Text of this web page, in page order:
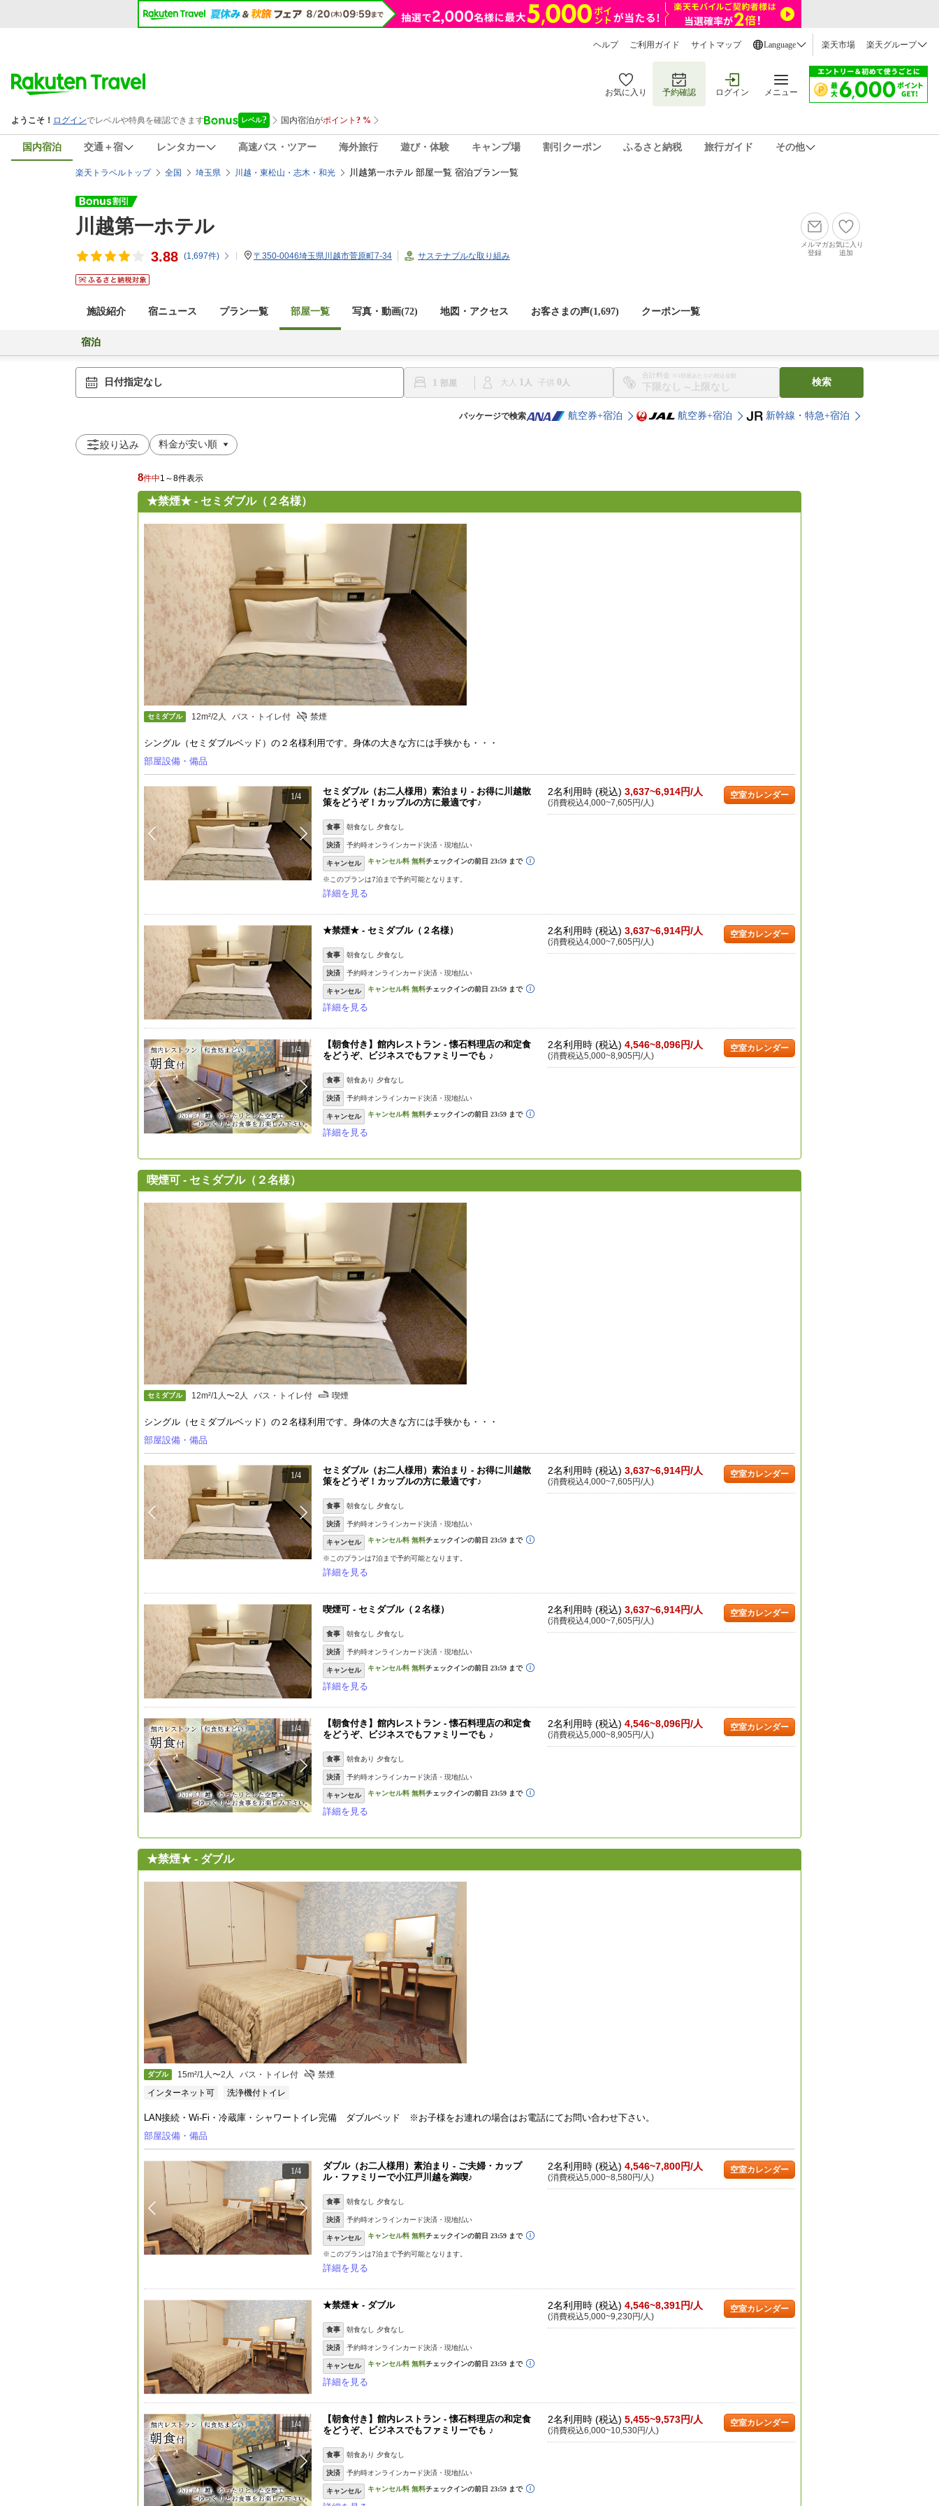
ヘルプ ご利用ガイド サイトマップ Language 楽天市場 楽天グループ
お気に入り 予約確認 ログイン メニュー
国内宿泊 交通＋宿 レンタカー 高速バス・ツアー 海外旅行 遊び・体験 キャンプ場 割引クーポン ふるさと納税 旅行ガイド その他
楽天トラベルトップ 全国 埼玉県 川越・東松山・志木・和光 川越第一ホテル 部屋一覧 宿泊プラン一覧
川越第一ホテル
3.88 (1,697件) 〒350-0046埼玉県川越市菅原町7-34 サステナブルな取り組み
メルマガ
登録
お気に入り
追加
施設紹介 宿ニュース プラン一覧 部屋一覧 写真・動画(72) 地図・アクセス お客さまの声(1,697) クーポン一覧
宿泊
日付指定なし 1 大人 1 子供 0
合計料金 ※1部屋あたりの税込金額
〜
検索
パッケージで検索 航空券+宿泊 航空券+宿泊 新幹線・特急+宿泊
絞り込み
8件中1～8件表示
★禁煙★ - セミダブル（２名様）
セミダブル 12m²/2人 バス・トイレ付 禁煙
シングル（セミダブルベッド）の２名様利用です。身体の大きな方には手狭かも・・・
部屋設備・備品
1/4
セミダブル（お二人様用）素泊まり - お得に川越散
策をどうぞ！カップルの方に最適です♪
食事 朝食なし 夕食なし
決済 予約時オンラインカード決済・現地払い
キャンセル
※このプランは7泊まで予約可能となります。
詳細を見る
2名利用時 (税込) 3,637~6,914円/人
(消費税込4,000~7,605円/人)
空室カレンダー
★禁煙★ - セミダブル（２名様）
食事 朝食なし 夕食なし
決済 予約時オンラインカード決済・現地払い
キャンセル
詳細を見る
2名利用時 (税込) 3,637~6,914円/人
(消費税込4,000~7,605円/人)
空室カレンダー
1/4
【朝食付き】館内レストラン - 懐石料理店の和定食
をどうぞ、ビジネスでもファミリーでも ♪
食事 朝食あり 夕食なし
決済 予約時オンラインカード決済・現地払い
キャンセル
詳細を見る
2名利用時 (税込) 4,546~8,096円/人
(消費税込5,000~8,905円/人)
空室カレンダー
喫煙可 - セミダブル（２名様）
セミダブル 12m²/1人〜2人 バス・トイレ付 喫煙
シングル（セミダブルベッド）の２名様利用です。身体の大きな方には手狭かも・・・
部屋設備・備品
1/4
セミダブル（お二人様用）素泊まり - お得に川越散
策をどうぞ！カップルの方に最適です♪
食事 朝食なし 夕食なし
決済 予約時オンラインカード決済・現地払い
キャンセル
※このプランは7泊まで予約可能となります。
詳細を見る
2名利用時 (税込) 3,637~6,914円/人
(消費税込4,000~7,605円/人)
空室カレンダー
喫煙可 - セミダブル（２名様）
食事 朝食なし 夕食なし
決済 予約時オンラインカード決済・現地払い
キャンセル
詳細を見る
2名利用時 (税込) 3,637~6,914円/人
(消費税込4,000~7,605円/人)
空室カレンダー
1/4
【朝食付き】館内レストラン - 懐石料理店の和定食
をどうぞ、ビジネスでもファミリーでも ♪
食事 朝食あり 夕食なし
決済 予約時オンラインカード決済・現地払い
キャンセル
詳細を見る
2名利用時 (税込) 4,546~8,096円/人
(消費税込5,000~8,905円/人)
空室カレンダー
★禁煙★ - ダブル
ダブル 15m²/1人〜2人 バス・トイレ付
禁煙
インターネット可
洗浄機付トイレ
LAN接続・Wi-Fi・冷蔵庫・シャワートイレ完備 ダブルベッド ※お子様をお連れの場合はお電話にてお問い合わせ下さい。
部屋設備・備品
1/4
ダブル（お二人様用）素泊まり - ご夫婦・カップ
ル・ファミリーで小江戸川越を満喫♪
食事 朝食なし 夕食なし
決済 予約時オンラインカード決済・現地払い
キャンセル
※このプランは7泊まで予約可能となります。
詳細を見る
2名利用時 (税込) 4,546~7,800円/人
(消費税込5,000~8,580円/人)
空室カレンダー
★禁煙★ - ダブル
食事 朝食なし 夕食なし
決済 予約時オンラインカード決済・現地払い
キャンセル
詳細を見る
2名利用時 (税込) 4,546~8,391円/人
(消費税込5,000~9,230円/人)
空室カレンダー
1/4
【朝食付き】館内レストラン - 懐石料理店の和定食
をどうぞ、ビジネスでもファミリーでも ♪
食事 朝食あり 夕食なし
決済 予約時オンラインカード決済・現地払い
キャンセル
2名利用時 (税込) 5,455~9,573円/人
(消費税込6,000~10,530円/人)
空室カレンダー